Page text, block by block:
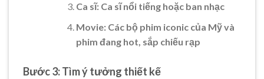
Ca sĩ: Ca sĩ nổi tiếng hoặc ban nhạc
Movie: Các bộ phim iconic của Mỹ và
phim đang hot, sắp chiếu rạp
Bước 3: Tìm ý tưởng thiết kế